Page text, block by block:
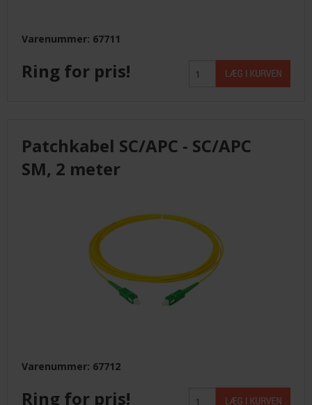
NYHEDER
TELEFON: +45 4352 6644
Varenummer: 67711
Ring for pris!
Patchkabel SC/APC - SC/APC
SM, 2 meter
Varenummer: 67712
Ring for pris!